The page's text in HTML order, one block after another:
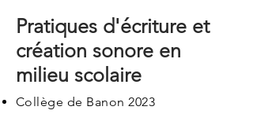
Pratiques d'écriture et
création sonore en
milieu scolaire
Collège de Banon 2023